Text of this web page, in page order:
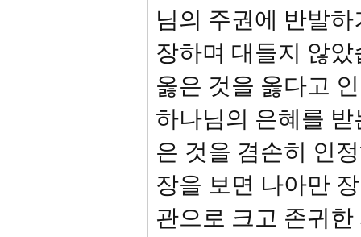
님의 주권에 반발
장하며 대들지 않
옳은 것을 옳다고
하나님의 은혜를
은 것을 겸손히 인
장을 보면 나아만
관으로 크고 존귀